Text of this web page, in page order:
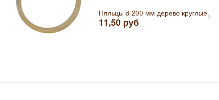
Пяльцы d 200 мм дерево круглые
11,50 руб